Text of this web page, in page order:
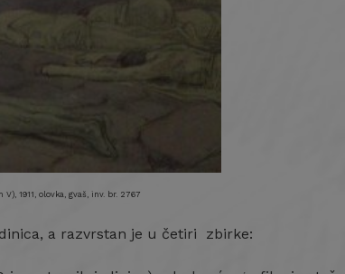
1911, olovka, gvaš, inv. br. 2767
a razvrstan je u četiri zbirke: